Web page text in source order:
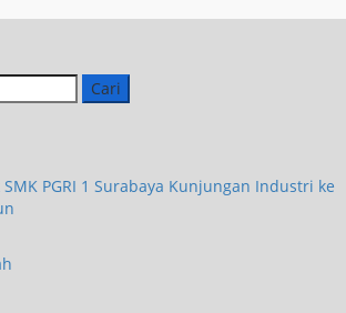
PGRI 1 Surabaya Kunjungan Industri ke